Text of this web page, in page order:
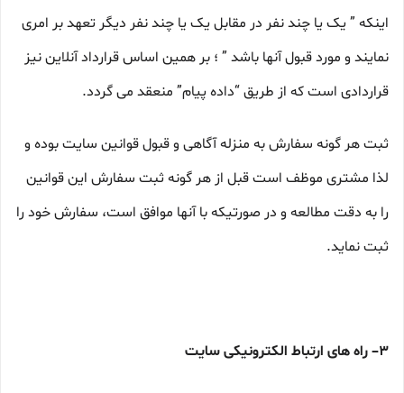
اینکه ” یک یا چند نفر در مقابل یک یا چند نفر دیگر تعهد بر امری
نمایند و مورد قبول آنها باشد ” ؛ بر همین اساس قرارداد آنلاین نیز
قراردادی است که از طریق “داده پیام” منعقد می گردد.
ثبت هر گونه سفارش به منزله آگاهی و قبول قوانین سایت بوده و
لذا مشتری موظف است قبل از هر گونه ثبت سفارش این قوانین
را به دقت مطالعه و در صورتیکه با آنها موافق است، سفارش خود را
ثبت نماید.
۳– راه های ارتباط الکترونیکی سایت